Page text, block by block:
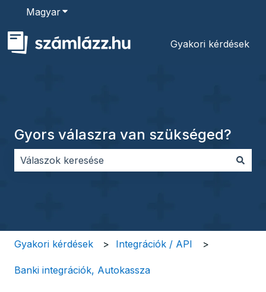
MagyarAlmenü megjelenítése fordításokhoz
Gyakori kérdések
Gyors válaszra van szükséged?
Gyakori kérdések Integrációk / API
Banki integrációk, Autokassza